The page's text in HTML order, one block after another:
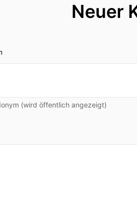
Neuer
(wird öffentlich angezeigt)